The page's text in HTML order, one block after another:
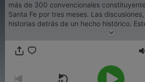
más de 300 convencionales
Santa Fe por tres meses. Las
historias detrás de un hecho histórico. Este podcast es
presentado por la Universidad Nacional
Valetín Ferreyra.